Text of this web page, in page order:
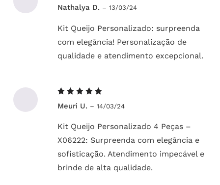
5de 5
Nathalya D. – 13/03/24
Kit Queijo Personalizado: surpreenda
com elegância! Personalização de
qualidade e atendimento excepcional.
5de 5
Meuri U. – 14/03/24
Kit Queijo Personalizado 4 Peças –
X06222: Surpreenda com elegância e
sofisticação. Atendimento impecável e
brinde de alta qualidade.